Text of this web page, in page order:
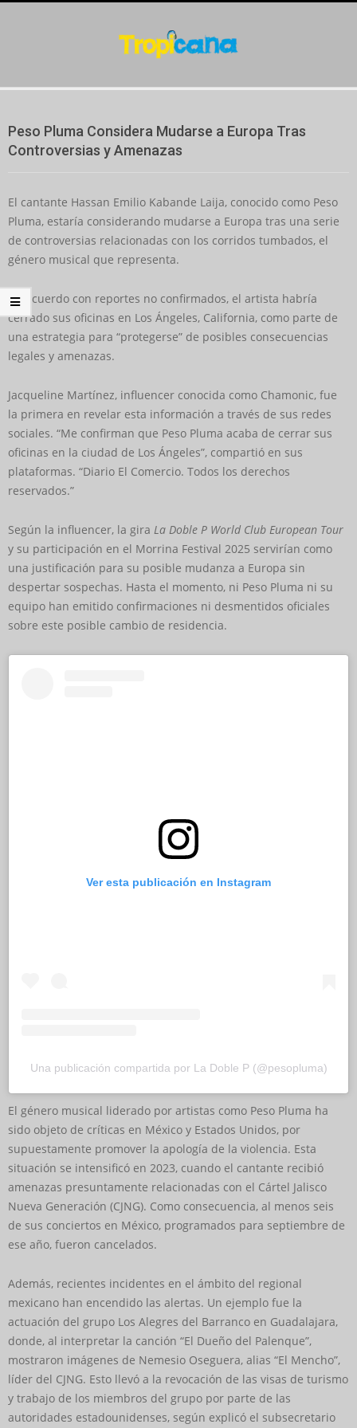
Menu
Peso Pluma Considera Mudarse a Europa Tras
Controversias y Amenazas
El cantante Hassan Emilio Kabande Laija, conocido como Peso
Pluma, estaría considerando mudarse a Europa tras una serie
de controversias relacionadas con los corridos tumbados, el
género musical que representa.
De acuerdo con reportes no confirmados, el artista habría
cerrado sus oficinas en Los Ángeles, California, como parte de
una estrategia para “protegerse” de posibles consecuencias
legales y amenazas.
Jacqueline Martínez, influencer conocida como Chamonic, fue
la primera en revelar esta información a través de sus redes
sociales. “Me confirman que Peso Pluma acaba de cerrar sus
oficinas en la ciudad de Los Ángeles”, compartió en sus
plataformas. “Diario El Comercio. Todos los derechos
reservados.”
Según la influencer, la gira La Doble P World Club European Tour
y su participación en el Morrina Festival 2025 servirían como
una justificación para su posible mudanza a Europa sin
despertar sospechas. Hasta el momento, ni Peso Pluma ni su
equipo han emitido confirmaciones ni desmentidos oficiales
sobre este posible cambio de residencia.
Ver esta publicación en Instagram
Una publicación compartida por La Doble P (@pesopluma)
El género musical liderado por artistas como Peso Pluma ha
sido objeto de críticas en México y Estados Unidos, por
supuestamente promover la apología de la violencia. Esta
situación se intensificó en 2023, cuando el cantante recibió
amenazas presuntamente relacionadas con el Cártel Jalisco
Nueva Generación (CJNG). Como consecuencia, al menos seis
de sus conciertos en México, programados para septiembre de
ese año, fueron cancelados.
Además, recientes incidentes en el ámbito del regional
mexicano han encendido las alertas. Un ejemplo fue la
actuación del grupo Los Alegres del Barranco en Guadalajara,
donde, al interpretar la canción “El Dueño del Palenque”,
mostraron imágenes de Nemesio Oseguera, alias “El Mencho”,
líder del CJNG. Esto llevó a la revocación de las visas de turismo
y trabajo de los miembros del grupo por parte de las
autoridades estadounidenses, según explicó el subsecretario